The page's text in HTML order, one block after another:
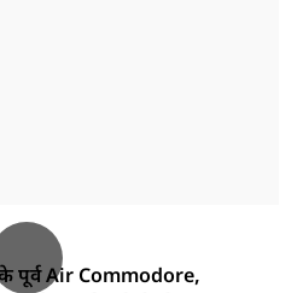
पूर्व Air Commodore,